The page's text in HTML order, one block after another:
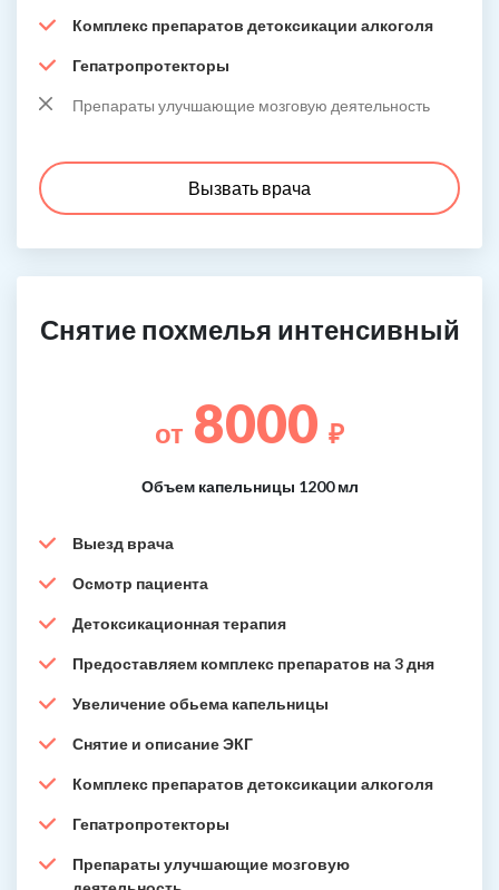
Комплекс препаратов детоксикации алкоголя
Гепатропротекторы
Препараты улучшающие мозговую деятельность
Вызвать врача
Снятие похмелья интенсивный
от 8000 ₽
Объем капельницы 1200 мл
Выезд врача
Осмотр пациента
Детоксикационная терапия
Предоставляем комплекс препаратов на 3 дня
Увеличение обьема капельницы
Снятие и описание ЭКГ
Комплекс препаратов детоксикации алкоголя
Гепатропротекторы
Препараты улучшающие мозговую